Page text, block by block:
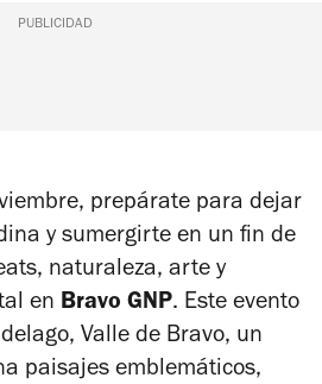
PUBLICIDAD
prepárate para dejar
y sumergirte en un fin de
naturaleza, arte y
en Bravo GNP. Este evento
Valle de Bravo, un
paisajes emblemáticos,